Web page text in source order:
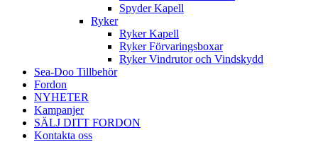
Spyder Kapell
Ryker
Ryker Kapell
Ryker Förvaringsboxar
Ryker Vindrutor och Vindskydd
Sea-Doo Tillbehör
Fordon
NYHETER
Kampanjer
SÄLJ DITT FORDON
Kontakta oss